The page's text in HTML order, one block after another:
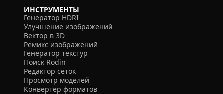
ИНСТРУМЕНТЫ
Генератор HDRI
Улучшение изображений
Вектор в 3D
Ремикс изображений
Генератор текстур
Поиск Rodin
Редактор сеток
Просмотр моделей
Конвертер форматов